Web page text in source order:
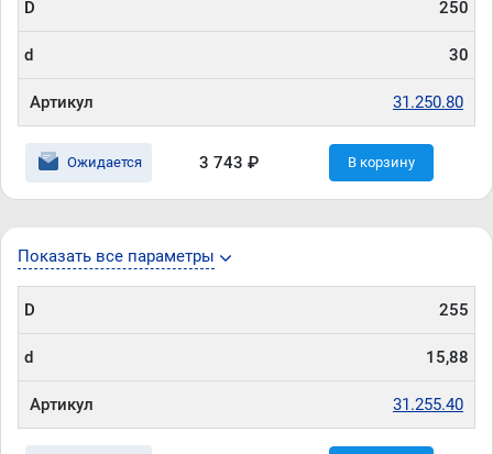
D 250
d 30
Артикул 31.250.80
Ожидается 3 743 ₽ В корзину
Показать все параметры
D 255
d 15,88
Артикул 31.255.40